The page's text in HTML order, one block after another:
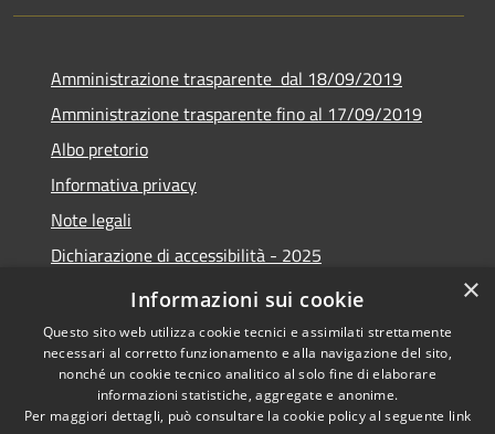
Amministrazione trasparente dal 18/09/2019
Amministrazione trasparente fino al 17/09/2019
Albo pretorio
Informativa privacy
Note legali
Dichiarazione di accessibilità - 2025
Obiettivi di accessibilità - 2025
Accessibilità
Copyright © 2026 • Comune di
Castelverde • Powered by
×
Informazioni sui cookie
Questo sito web utilizza cookie tecnici e assimilati strettamente
necessari al corretto funzionamento e alla navigazione del sito,
nonché un cookie tecnico analitico al solo fine di elaborare
informazioni statistiche, aggregate e anonime.
Per maggiori dettagli, può consultare la cookie policy al seguente link